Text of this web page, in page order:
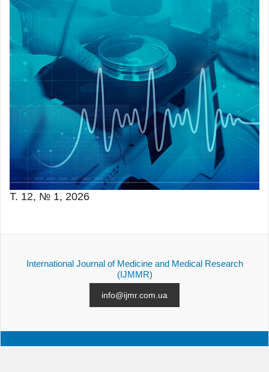
Т. 12, № 1, 2026
International Journal of Medicine and Medical Research
(IJMMR)
info@ijmr.com.ua